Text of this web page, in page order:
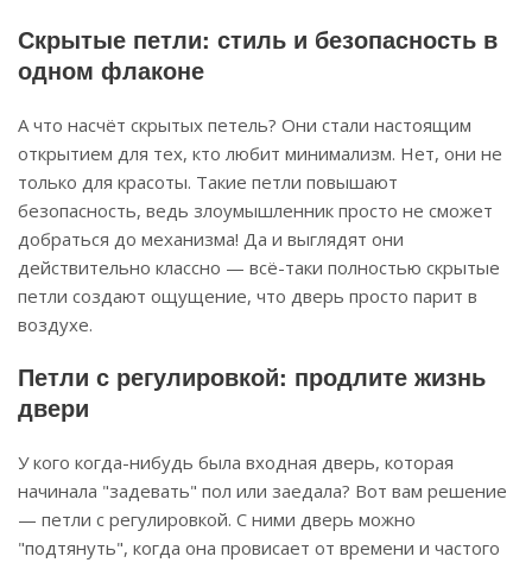
Скрытые петли: стиль и безопасность в
одном флаконе
А что насчёт скрытых петель? Они стали настоящим
открытием для тех, кто любит минимализм. Нет, они не
только для красоты. Такие петли повышают
безопасность, ведь злоумышленник просто не сможет
добраться до механизма! Да и выглядят они
действительно классно — всё-таки полностью скрытые
петли создают ощущение, что дверь просто парит в
воздухе.
Петли с регулировкой: продлите жизнь
двери
У кого когда-нибудь была входная дверь, которая
начинала "задевать" пол или заедала? Вот вам решение
— петли с регулировкой. С ними дверь можно
"подтянуть", когда она провисает от времени и частого